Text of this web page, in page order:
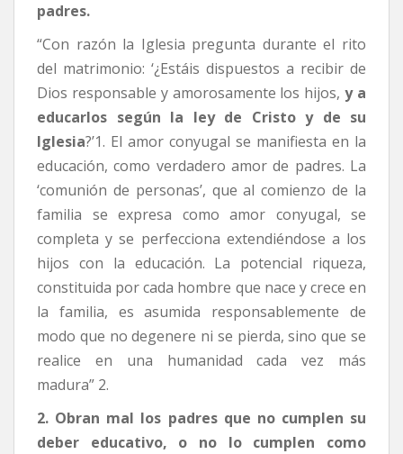
padres.
“Con razón la Iglesia pregunta durante el rito
del matrimonio: ‘¿Estáis dispuestos a recibir de
Dios responsable y amorosamente los hijos,y a
educarlos según la ley de Cristo y de su
Iglesia?’1. El amor conyugal se manifiesta en la
educación, como verdadero amor de padres. La
‘comunión de personas’, que al comienzo de la
familia se expresa como amor conyugal, se
completa y se perfecciona extendiéndose a los
hijos con la educación. La potencial riqueza,
constituida por cada hombre que nace y crece en
la familia, es asumida responsablemente de
modo que no degenere ni se pierda, sino que se
realice en una humanidad cada vez más
madura” 2.
2. Obran mal los padres que no cumplen su
deber educativo, o no lo cumplen como